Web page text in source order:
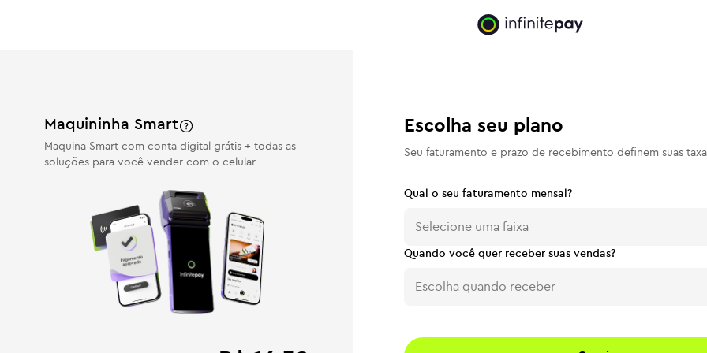
Maquininha Smart
Maquina Smart com conta digital grátis + todas as
soluções para você vender com o celular
Escolha seu plano
Seu faturamento e prazo de recebimento definem suas
Qual o seu faturamento mensal?
Selecione uma faixa
Quando você quer receber suas vendas?
Escolha quando receber